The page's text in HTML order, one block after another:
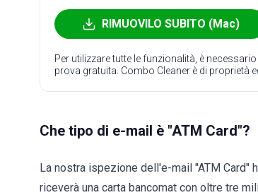
RIMUOVILO SUBITO (Mac)
Per utilizzare tutte le funzionalità, è
prova gratuita. Combo Cleaner è di proprietà
Che tipo di e-mail è "ATM Card"?
La nostra ispezione dell'e-mail "ATM Card"
riceverà una carta bancomat con oltre tre